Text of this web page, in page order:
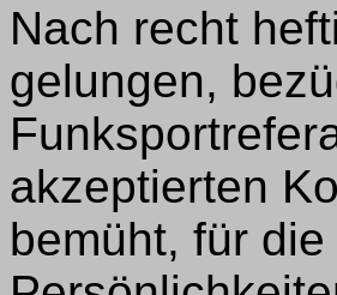
Nach recht
gelungen,
akzeptierten
bemüht, für